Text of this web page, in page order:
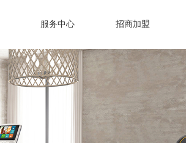
服务中心 招商加盟